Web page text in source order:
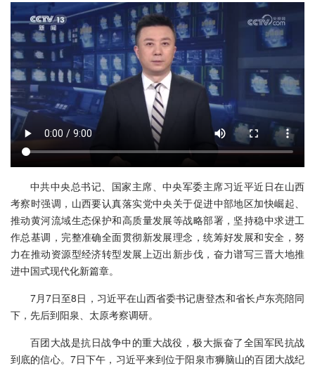
中共中央总书记、国家主席、中央军委主席习近平近日在山西
考察时强调，山西要认真落实党中央关于促进中部地区加快崛起、
推动黄河流域生态保护和高质量发展等战略部署，坚持稳中求进工
作总基调，完整准确全面贯彻新发展理念，统筹好发展和安全，努
力在推动资源型经济转型发展上迈出新步伐，奋力谱写三晋大地推
进中国式现代化新篇章。
7月7日至8日，习近平在山西省委书记唐登杰和省长卢东亮陪同
下，先后到阳泉、太原考察调研。
百团大战是抗日战争中的重大战役，极大振奋了全国军民抗战
到底的信心。7日下午，习近平来到位于阳泉市狮脑山的百团大战纪